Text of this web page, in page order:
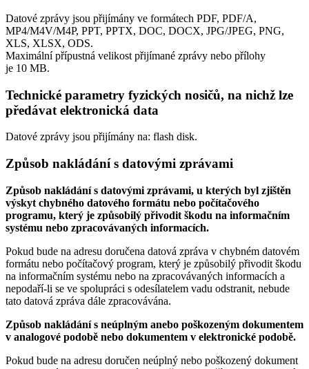
Datové zprávy jsou přijímány ve formátech PDF, PDF/A,
MP4/M4V/M4P, PPT, PPTX, DOC, DOCX, JPG/JPEG, PNG,
XLS, XLSX, ODS.
Maximální přípustná velikost přijímané zprávy nebo přílohy
je 10 MB.
Technické parametry fyzických nosičů, na nichž lze
předávat elektronická data
Datové zprávy jsou přijímány na: flash disk.
Způsob nakládání s datovými zprávami
Způsob nakládání s datovými zprávami, u kterých byl zjištěn
výskyt chybného datového formátu nebo počítačového
programu, který je způsobilý přivodit škodu na informačním
systému nebo zpracovávaných informacích.
Pokud bude na adresu doručena datová zpráva v chybném datovém
formátu nebo počítačový program, který je způsobilý přivodit škodu
na informačním systému nebo na zpracovávaných informacích a
nepodaří-li se ve spolupráci s odesílatelem vadu odstranit, nebude
tato datová zpráva dále zpracovávána.
Způsob nakládání s neúplným anebo poškozeným dokumentem
v analogové podobě nebo dokumentem v elektronické podobě.
Pokud bude na adresu doručen neúplný nebo poškozený dokument